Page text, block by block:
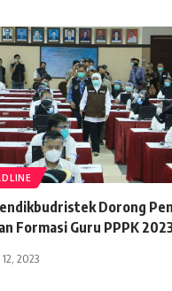
Dorong
Formasi Guru PPPK
2023